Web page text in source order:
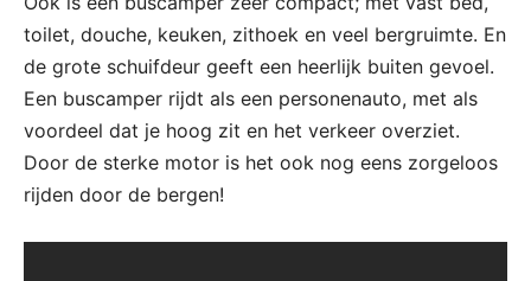
toilet, douche, keuken, zithoek en veel bergruimte. En
de grote schuifdeur geeft een heerlijk buiten gevoel.
Een buscamper rijdt als een personenauto, met als
voordeel dat je hoog zit en het verkeer overziet.
Door de sterke motor is het ook nog eens zorgeloos
rijden door de bergen!